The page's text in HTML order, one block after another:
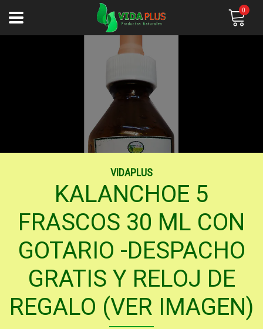
0
VIDAPLUS
KALANCHOE 5
FRASCOS 30 ML CON
GOTARIO -DESPACHO
GRATIS Y RELOJ DE
REGALO (VER IMAGEN)